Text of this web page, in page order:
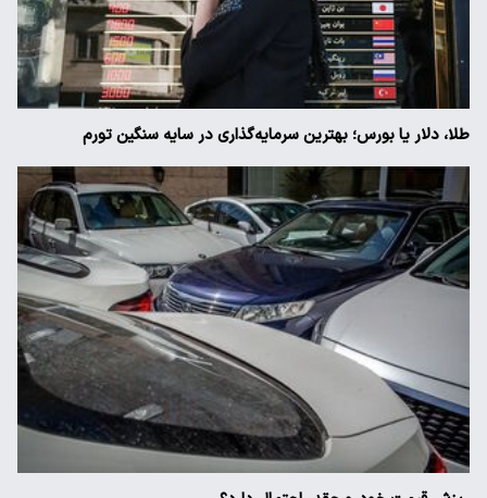
طلا، دلار یا بورس؛ بهترین سرمایه‌گذاری در سایه سنگین تورم